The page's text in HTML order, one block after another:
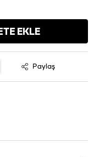
EKLE
Paylaş